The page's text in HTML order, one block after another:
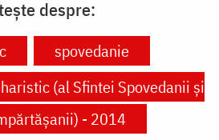
despre:
spovedanie
(al Sfintei Spovedanii şi
- 2014